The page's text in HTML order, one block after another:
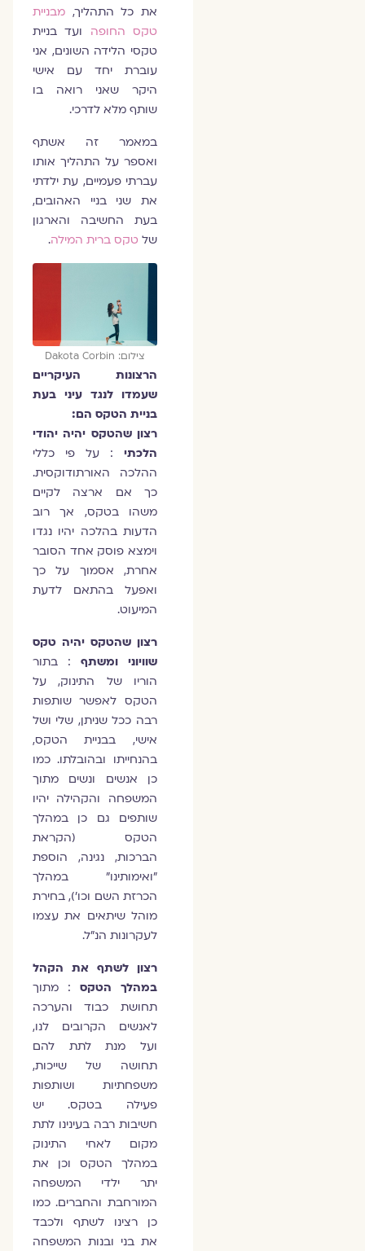
את כל התהליך,מבניית
טקס החופהועד בניית
טקסי הלידה השונים, אני
עוברת יחד עם אישי
היקר שאני רואה בו
שותף מלא לדרכי.
במאמר זה אשתף
ואספר על התהליך אותו
עברתי פעמיים, עת ילדתי
את שני בניי האהובים,
בעת החשיבה והארגון
שלטקס ברית המילה.
צילום: Dakota Corbin
הרצונות העיקריים
שעמדו לנגד עיני בעת
בניית הטקס הם:
רצון שהטקס יהיה יהודי
הלכתי
: על פי כללי
ההלכה האורתודוקסית.
כך אם ארצה לקיים
משהו בטקס, אך רוב
הדעות בהלכה יהיו נגדו
וימצא פוסק אחד הסובר
אחרת, אסמוך על כך
ואפעל בהתאם לדעת
המיעוט.
רצון שהטקס יהיה טקס
שוויוני ומשתף: בתור
הוריו של התינוק, על
הטקס לאפשר שותפות
רבה ככל שניתן, שלי ושל
אישי, בבניית הטקס,
בהנחייתו ובהובלתו. כמו
כן אנשים ונשים מתוך
המשפחה והקהילה יהיו
שותפים גם כן במהלך
הטקס (הקראת
הברכות, נגינה, הוספת
"ואימותינו" במהלך
הכרזת השם וכו'), בחירת
מוהל שיתאים את עצמו
לעקרונות הנ"ל.
רצון לשתף את הקהל
במהלך הטקס : מתוך
תחושת כבוד והערכה
לאנשים הקרובים לנו,
ועל מנת לתת להם
תחושה של שייכות,
משפחתיות ושותפות
פעילה בטקס. יש
חשיבות רבה בעינינו לתת
מקום לאחי התינוק
במהלך הטקס וכן את
יתר ילדי המשפחה
המורחבת והחברים. כמו
כן רצינו לשתף ולכבד
את בני ובנות המשפחה